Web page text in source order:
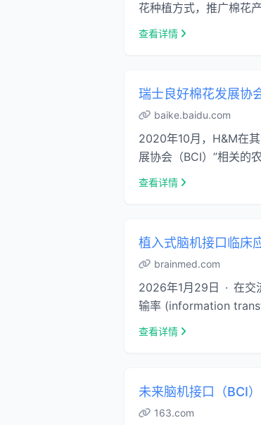
花种植方式，推广棉花
查看详情
瑞士良好棉花发展协
baike.baidu.com
2020年10月，H&M在
展协会（BCI）”相关的
查看详情
植入式脑机接口临床
brainmed.com
2026年1月29日 · 在交
输率 (information
查看详情
未来脑机接口（BCI
163.com